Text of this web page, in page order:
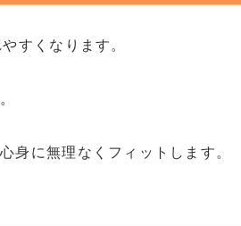
すくなります。
身に無理なくフィットします。